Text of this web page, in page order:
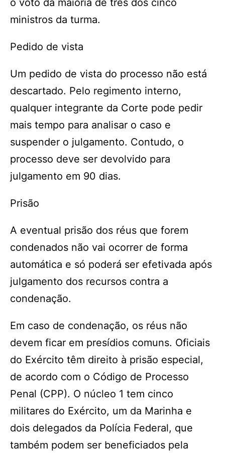
o voto da maioria de três dos cinco
ministros da turma.
Pedido de vista
Um pedido de vista do processo não está
descartado. Pelo regimento interno,
qualquer integrante da Corte pode pedir
mais tempo para analisar o caso e
suspender o julgamento. Contudo, o
processo deve ser devolvido para
julgamento em 90 dias.
Prisão
A eventual prisão dos réus que forem
condenados não vai ocorrer de forma
automática e só poderá ser efetivada após
julgamento dos recursos contra a
condenação.
Em caso de condenação, os réus não
devem ficar em presídios comuns. Oficiais
do Exército têm direito à prisão especial,
de acordo com o Código de Processo
Penal (CPP). O núcleo 1 tem cinco
militares do Exército, um da Marinha e
dois delegados da Polícia Federal, que
também podem ser beneficiados pela